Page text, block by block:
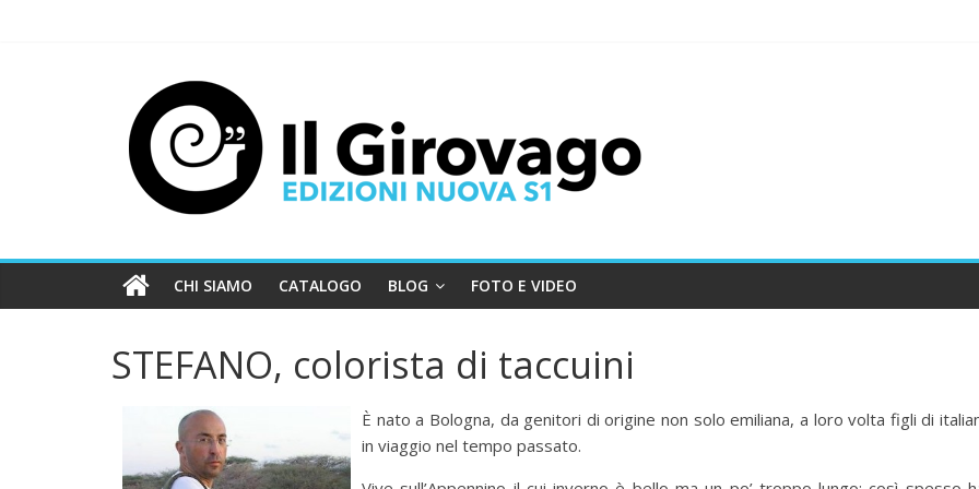
CHI SIAMO CATALOGO BLOG FOTO E VIDEO
STEFANO, colorista di taccuini
È nato a Bologna, da genitori di origine non solo emiliana, a loro volta figli di
in viaggio nel tempo passato.